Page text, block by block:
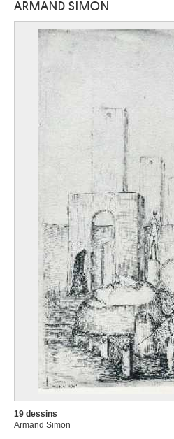
ARMAND SIMON
19 dessins
Armand Simon